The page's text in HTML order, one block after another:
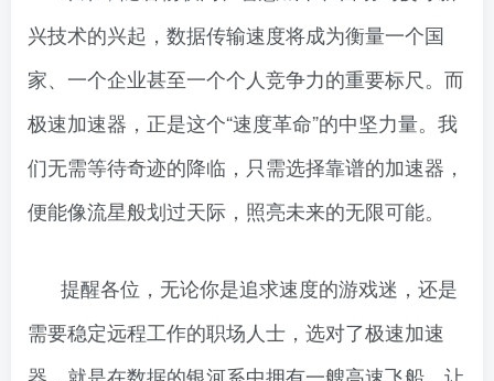
兴技术的兴起，数据传输速度将成为衡量一个国
家、一个企业甚至一个个人竞争力的重要标尺。而
极速加速器，正是这个“速度革命”的中坚力量。我
们无需等待奇迹的降临，只需选择靠谱的加速器，
便能像流星般划过天际，照亮未来的无限可能。
提醒各位，无论你是追求速度的游戏迷，还是
需要稳定远程工作的职场人士，选对了极速加速
器，就是在数据的银河系中拥有一艘高速飞船。让